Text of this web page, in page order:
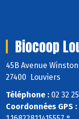
Biocoop
45B Avenue
27400 Louviers
Téléphone : 02 32
Coordonnées GPS :